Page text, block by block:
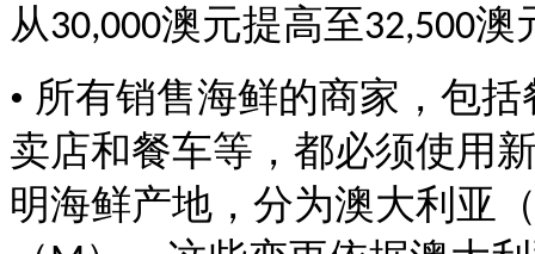
从30,000澳元提高至32,500澳
• 所有销售海鲜的商家，包
卖店和餐车等，都必须使用
明海鲜产地，分为澳大利亚